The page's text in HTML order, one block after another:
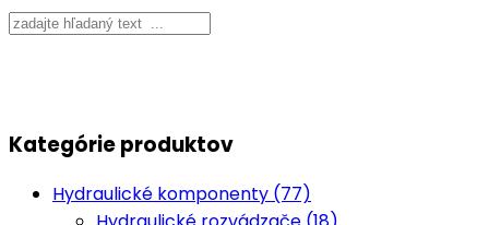
Kategórie produktov
Hydraulické komponenty (77)